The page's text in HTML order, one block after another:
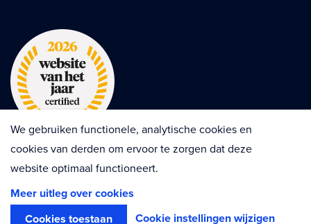
Privacy Cookies
Algemene voorwaarden
We gebruiken functionele, analytische cookies en
cookies van derden om ervoor te zorgen dat deze
website optimaal functioneert.
Meer uitleg over cookies
Cookies toestaan
Cookie instellingen wijzigen